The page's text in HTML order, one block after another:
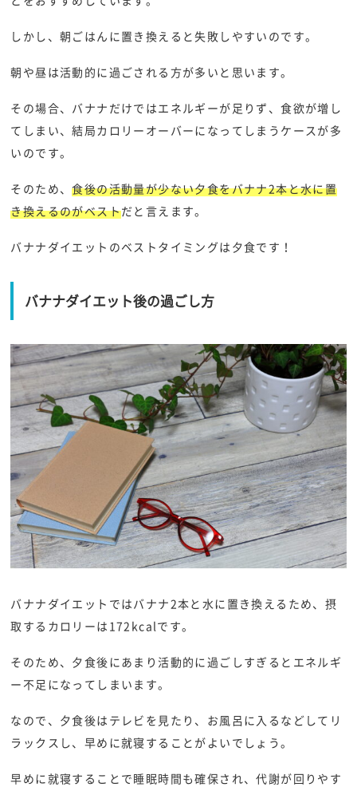
しかし、朝ごはんに置き換えると失敗しやすいのです。
朝や昼は活動的に過ごされる方が多いと思います。
その場合、バナナだけではエネルギーが足りず、食欲が増し
てしまい、結局カロリーオーバーになってしまうケースが多
いのです。
そのため、食後の活動量が少ない夕食をバナナ2本と水に置
き換えるのがベストだと言えます。
バナナダイエットのベストタイミングは夕食です！
バナナダイエット後の過ごし方
バナナダイエットではバナナ2本と水に置き換えるため、摂
取するカロリーは172kcalです。
そのため、夕食後にあまり活動的に過ごしすぎるとエネルギ
ー不足になってしまいます。
なので、夕食後はテレビを見たり、お風呂に入るなどしてリ
ラックスし、早めに就寝することがよいでしょう。
早めに就寝することで睡眠時間も確保され、代謝が回りやす